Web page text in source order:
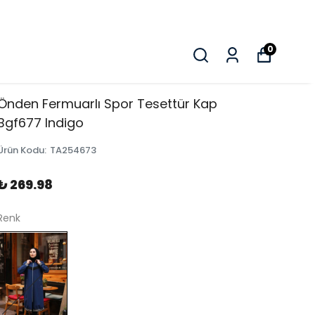
0
Fermuarlı Spor Tesettür Kap
Indigo
Kodu: TA254673
269.98